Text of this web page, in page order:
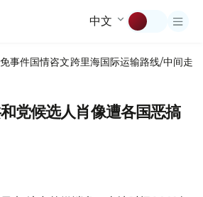
中文
事件国情咨文跨里海国际运输路线/中间走廊
党候选人肖像遭各国恶搞